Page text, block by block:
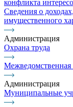
конфликта
Сведения о
имущественного
Администрация
Охрана труда
Межведомственная
Администрация
Муниципальные